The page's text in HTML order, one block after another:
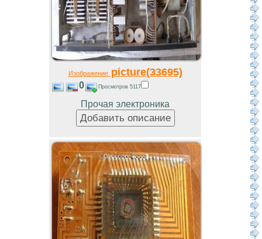
Изображениеpicture(33695)
0 Просмотров 5117
Прочая электроника